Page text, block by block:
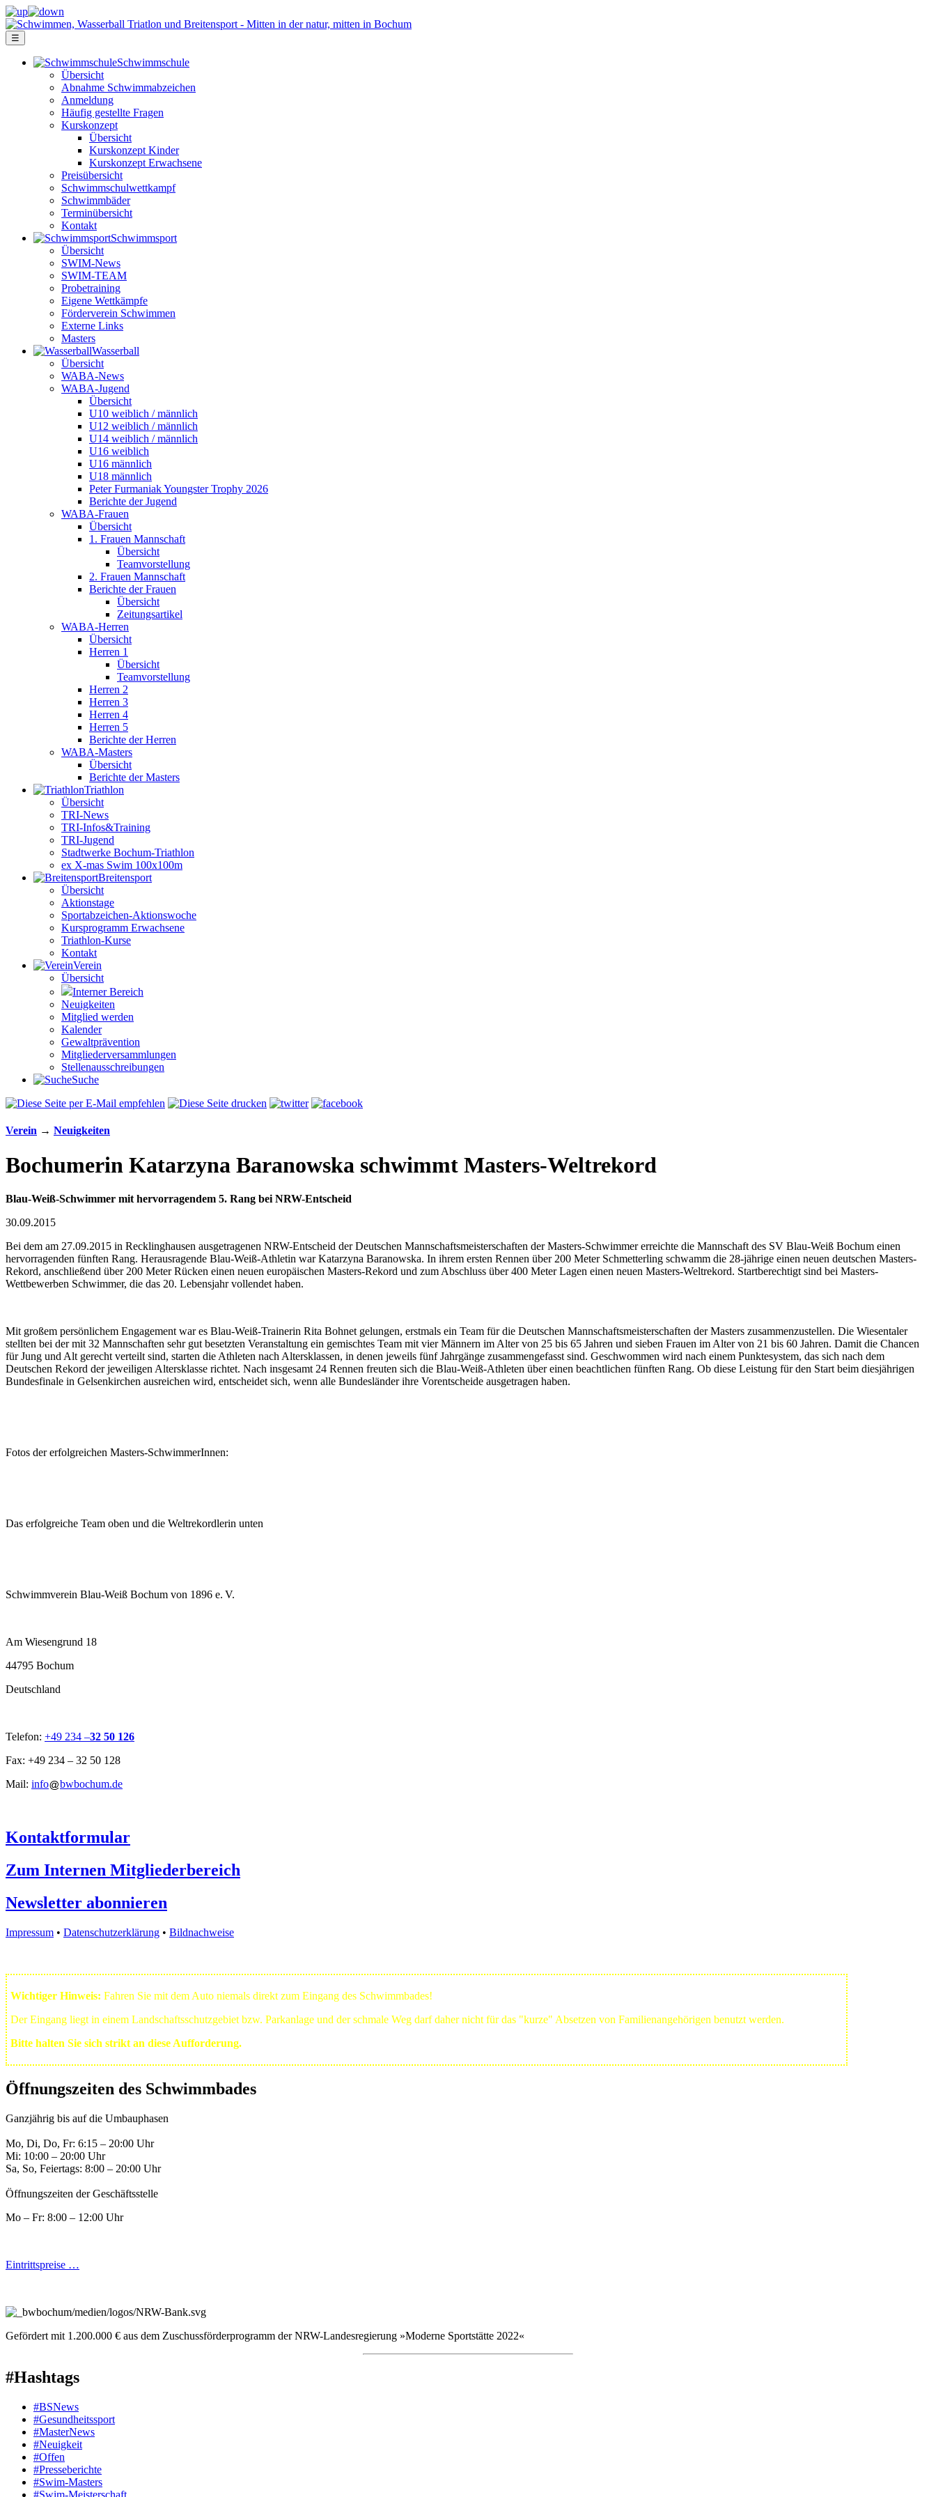
☰
Schwimm­schule
Übersicht
Ab­nah­me Schwimm­ab­zei­chen
Anmeldung
Häufig gestellte Fragen
Kurs­konzept
Übersicht
Kurskonzept Kinder
Kurskonzept Erwachsene
Preis­über­sicht
Schwimm­schul­wett­kampf
Schwimm­bäder
Terminübersicht
Kontakt
Schwimm­sport
Übersicht
SWIM-News
SWIM-TEAM
Probe­training
Eigene Wettkämpfe
Förderverein Schwimmen
Externe Links
Masters
Wasser­ball
Übersicht
WABA-News
WABA-Jugend
Übersicht
U10 weiblich / männlich
U12 weiblich / männlich
U14 weiblich / männlich
U16 weiblich
U16 männlich
U18 männlich
Peter Furmaniak Youngster Trophy 2026
Berichte der Jugend
WABA-Frauen
Übersicht
1. Frauen Mannschaft
Übersicht
Teamvorstellung
2. Frauen Mannschaft
Berichte der Frauen
Übersicht
Zeitungsartikel
WABA-Herren
Übersicht
Herren 1
Übersicht
Teamvorstellung
Herren 2
Herren 3
Herren 4
Herren 5
Berichte der Herren
WABA-Masters
Übersicht
Berichte der Masters
Triathlon
Übersicht
TRI-News
TRI-Infos&Training
TRI-Jugend
Stadtwerke Bochum-Triathlon
ex X-mas Swim 100x100m
Breiten­sport
Übersicht
Aktionstage
Sportabzeichen-Aktionswoche
Kursprogramm Erwachsene
Triathlon-Kurse
Kontakt
Verein
Übersicht
Interner Bereich
Neuigkeiten
Mitglied werden
Kalender
Gewaltprävention
Mitglieder­versammlungen
Stellen­aus­schrei­bungen
Suche
Verein → Neuigkeiten
Bochumerin Katarzyna Baranowska schwimmt Masters-Weltrekord
Blau-Weiß-Schwimmer mit hervorragendem 5. Rang bei NRW-Entscheid
30.09.2015
Bei dem am 27.09.2015 in Recklinghausen ausgetragenen NRW-Entscheid der Deutschen Mannschaftsmeisterschaften der Masters-Schwimmer erreichte die Mannschaft des SV Blau-Weiß Bochum einen
hervorragenden fünften Rang. Herausragende Blau-Weiß-Athletin war Katarzyna Baranowska. In ihrem ersten Rennen über 200 Meter Schmetterling schwamm die 28-jährige einen neuen deutschen Masters-
Rekord, anschließend über 200 Meter Rücken einen neuen europäischen Masters-Rekord und zum Abschluss über 400 Meter Lagen einen neuen Masters-Weltrekord. Startberechtigt sind bei Masters-
Wettbewerben Schwimmer, die das 20. Lebensjahr vollendet haben.
Mit großem persönlichem Engagement war es Blau-Weiß-Trainerin Rita Bohnet gelungen, erstmals ein Team für die Deutschen Mannschaftsmeisterschaften der Masters zusammenzustellen. Die Wiesentaler
stellten bei der mit 32 Mannschaften sehr gut besetzten Veranstaltung ein gemischtes Team mit vier Männern im Alter von 25 bis 65 Jahren und sieben Frauen im Alter von 21 bis 60 Jahren. Damit die Chancen
für Jung und Alt gerecht verteilt sind, starten die Athleten nach Altersklassen, in denen jeweils fünf Jahrgänge zusammengefasst sind. Geschwommen wird nach einem Punktesystem, das sich nach dem
Deutschen Rekord der jeweiligen Altersklasse richtet. Nach insgesamt 24 Rennen freuten sich die Blau-Weiß-Athleten über einen beachtlichen fünften Rang. Ob diese Leistung für den Start beim diesjährigen
Bundesfinale in Gelsenkirchen ausreichen wird, entscheidet sich, wenn alle Bundesländer ihre Vorentscheide ausgetragen haben.
Fotos der erfolgreichen Masters-SchwimmerInnen:
Das erfolgreiche Team oben und die Weltrekordlerin unten
Schwimmverein Blau-Weiß Bochum von 1896 e. V.
Am Wiesengrund 18
44795 Bochum
Deutschland
Telefon: +49 234 –32 50 126
Fax: +49 234 – 32 50 128
Mail: info bwbochum.de
Kontaktformular
Zum Internen Mitgliederbereich
Newsletter abonnieren
Impressum • Datenschutzerklärung • Bildnachweise
Wichtiger Hinweis: Fahren Sie mit dem Auto niemals direkt zum Eingang des Schwimmbades!
Der Eingang liegt in einem Landschafts­schutzgebiet bzw. Park­anlage und der schmale Weg darf daher nicht für das "kurze" Absetzen von Familienangehörigen benutzt werden.
Bitte halten Sie sich strikt an diese Aufforderung.
Öffnungszeiten des Schwimmbades
Ganzjährig bis auf die Umbauphasen
Mo, Di, Do, Fr: 6:15 – 20:00 Uhr
Mi: 10:00 – 20:00 Uhr
Sa, So, Feiertags: 8:00 – 20:00 Uhr
Öffnungszeiten der Geschäftsstelle
Mo – Fr: 8:00 – 12:00 Uhr
Eintrittspreise …
Gefördert mit 1.200.000 € aus dem Zuschussförderprogramm der NRW-Landesregierung »Moderne Sportstätte 2022«
#Hashtags
#BSNews
#Gesundheitssport
#MasterNews
#Neuigkeit
#Offen
#Presse­berichte
#Swim-Masters